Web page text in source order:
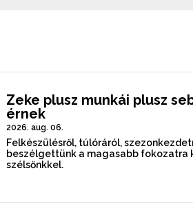
Zeke plusz munkái plusz
érnek
2026. aug. 06.
Felkészülésről, túlóráról,
beszélgettünk a magasabb fokozatra
szélsőnkkel.